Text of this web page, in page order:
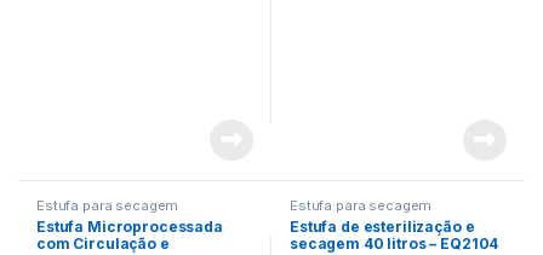
Estufa para secagem
Estufa Microprocessada
com Circulação e
Estufa para secagem
Estufa de esterilização e
secagem 40 litros – EQ2104